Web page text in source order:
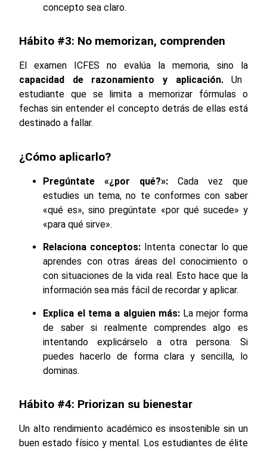
concepto sea claro.
Hábito #3: No memorizan, comprenden
El examen ICFES no evalúa la memoria, sino la
capacidad de razonamiento y aplicación.Un
estudiante que se limita a memorizar fórmulas o
fechas sin entender el concepto detrás de ellas está
destinado a fallar.
¿Cómo aplicarlo?
Pregúntate «¿por qué?»: Cada vez que
estudies un tema, no te conformes con saber
«qué es», sino pregúntate «por qué sucede» y
«para qué sirve».
Relaciona conceptos: Intenta conectar lo que
aprendes con otras áreas del conocimiento o
con situaciones de la vida real. Esto hace que la
información sea más fácil de recordar y aplicar.
Explica el tema a alguien más:La mejor forma
de saber si realmente comprendes algo es
intentando explicárselo a otra persona. Si
puedes hacerlo de forma clara y sencilla, lo
dominas.
Hábito #4: Priorizan su bienestar
Un alto rendimiento académico es insostenible sin un
buen estado físico y mental. Los estudiantes de élite